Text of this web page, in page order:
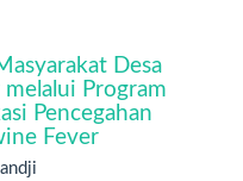
Desa
melalui Program
Pencegahan
Fever